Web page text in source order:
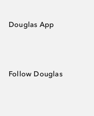
Douglas App
Follow Douglas